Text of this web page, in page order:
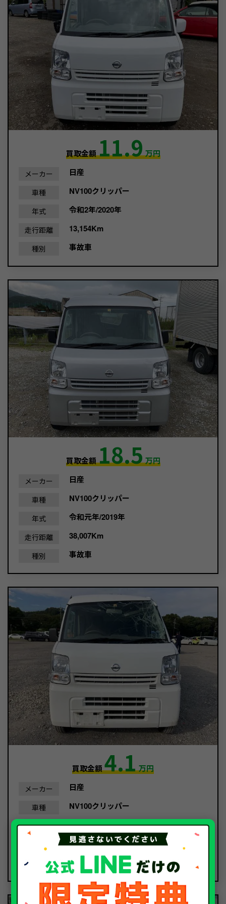
買取金額11.9万円
メーカー 日産
車種 NV100クリッパー
年式 令和2年/2020年
走行距離 13,154Km
種別 事故車
買取金額18.5万円
メーカー 日産
車種 NV100クリッパー
年式 令和元年/2019年
走行距離 38,007Km
種別 事故車
買取金額4.1万円
メーカー 日産
車種 NV100クリッパー
年式 平成30年/2018年
80,333Km
種別 事故車